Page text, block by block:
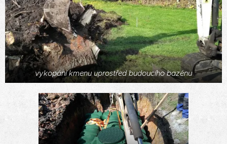
vykopání kmenu uprostřed budoucího bazénu